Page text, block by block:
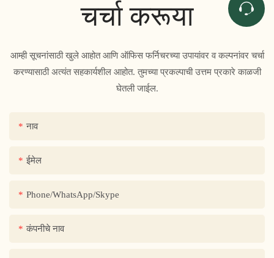
चर्चा करूया
आम्ही सूचनांसाठी खुले आहोत आणि ऑफिस फर्निचरच्या उपायांवर व कल्पनांवर चर्चा
करण्यासाठी अत्यंत सहकार्यशील आहोत. तुमच्या प्रकल्पाची उत्तम प्रकारे काळजी
घेतली जाईल.
नाव
ईमेल
Phone/WhatsApp/Skype
कंपनीचे नाव